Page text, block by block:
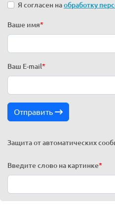
Я согласен наобработку
Ваше имя*
Ваш E-mail*
Отправить
Защита от автоматических
Введите слово на картинке*